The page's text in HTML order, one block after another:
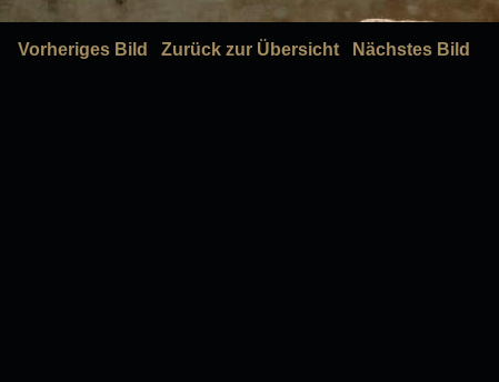
Vorheriges Bild Zurück zur Übersicht Nächstes Bild